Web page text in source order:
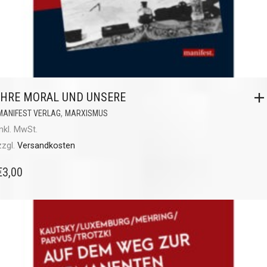
MORAL UND UNSERE
VERLAG, MARXISMUS
MwSt.
Versandkosten
3,00